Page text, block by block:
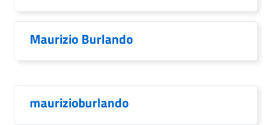
Maurizio Burlando
maurizioburlando